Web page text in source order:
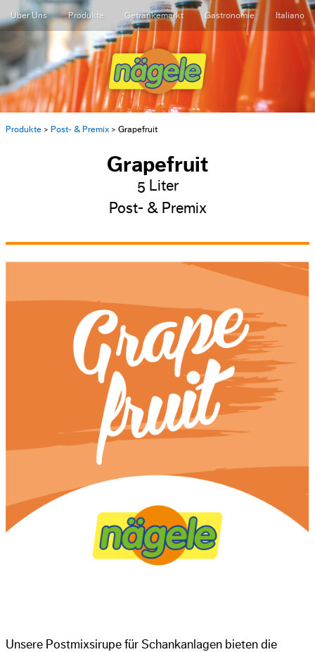
Über Uns Produkte Getränkemarkt Gastronomie Italiano
Produkte > Post- & Premix > Grapefruit
Grapefruit
5 Liter
Post- & Premix
Unsere Postmixsirupe für Schankanlagen bieten die